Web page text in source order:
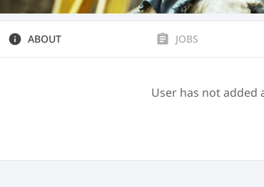
info ABOUT assignment JOBS
User has not added